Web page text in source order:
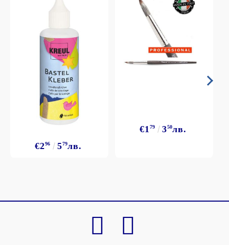
€296 579лв.
€179 350лв.